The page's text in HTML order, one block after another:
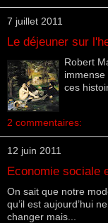
7 juillet 2011
Le déjeuner sur
Robert
ces
2 commentaires:
12 juin 2011
Economie sociale
On sait que notre
qu’il est aujourd’hui
changer mais...